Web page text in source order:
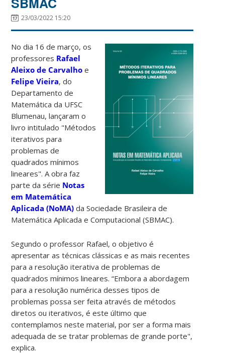
23/03/2022 15:20
No dia 16 de março, os
professores Rafael
Aleixo de Carvalho e
Felipe Vieira, do
Departamento de
Matemática da UFSC
Blumenau, lançaram o
livro intitulado "Métodos
iterativos para
problemas de
quadrados mínimos
lineares". A obra faz
parte da série Notas
em Matemática
Aplicada (NoMA) da Sociedade Brasileira de
Matemática Aplicada e Computacional (SBMAC).
Segundo o professor Rafael, o objetivo é
apresentar as técnicas clássicas e as mais recentes
para a resolução iterativa de problemas de
quadrados mínimos lineares. “Embora a abordagem
para a resolução numérica desses tipos de
problemas possa ser feita através de métodos
diretos ou iterativos, é este último que
contemplamos neste material, por ser a forma mais
adequada de se tratar problemas de grande porte",
explica.